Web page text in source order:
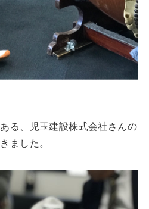
る、児玉建設株式会社さんの
ました。